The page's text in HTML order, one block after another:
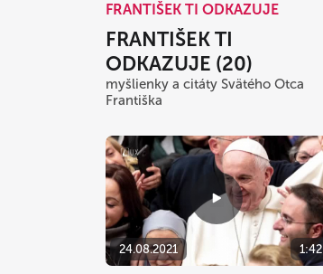
FRANTIŠEK TI ODKAZUJE
FRANTIŠEK TI
ODKAZUJE (20)
myšlienky a citáty Svätého Otca
Františka
24.08.2021 1:42